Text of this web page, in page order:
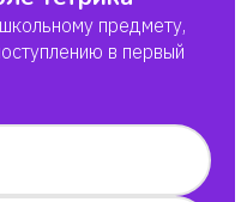
предмету,
в первый